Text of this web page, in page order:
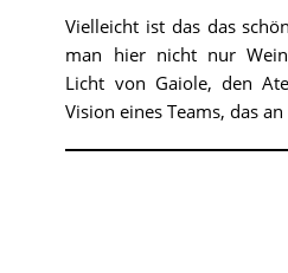
Vielleicht ist das das
man hier nicht nur
Licht von Gaiole, den
Vision eines Teams, das